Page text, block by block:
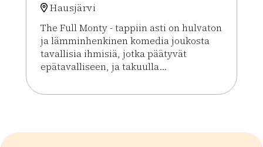
Hausjärvi
The Full Monty - tappiin asti on hulvaton
ja lämminhenkinen komedia joukosta
tavallisia ihmisiä, jotka päätyvät
epätavalliseen, ja takuulla...
Lue lisää tapahtumasta The Full Monty – tappiin